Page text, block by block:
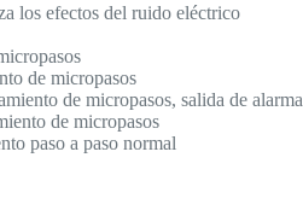
los efectos del ruido eléctrico
de micropasos
de micropasos, salida de alarma
de micropasos
paso a paso normal